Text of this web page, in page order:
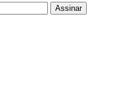
Assinar